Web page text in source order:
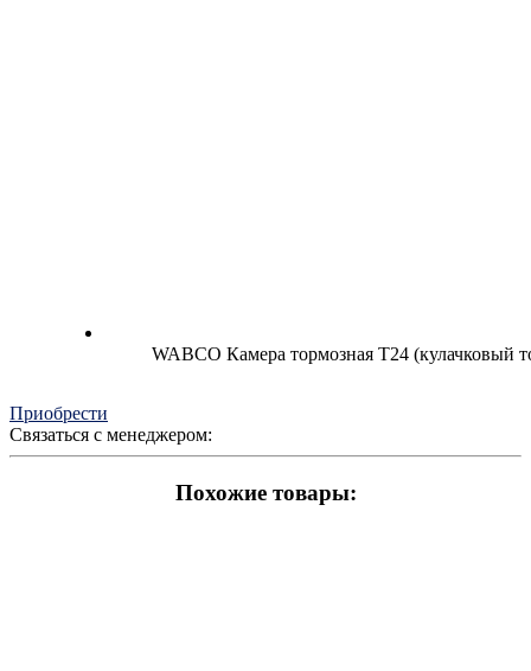
WABCO Камера тормозная Т24 (кулачковый
Приобрести
Связаться с менеджером:
Похожие товары: